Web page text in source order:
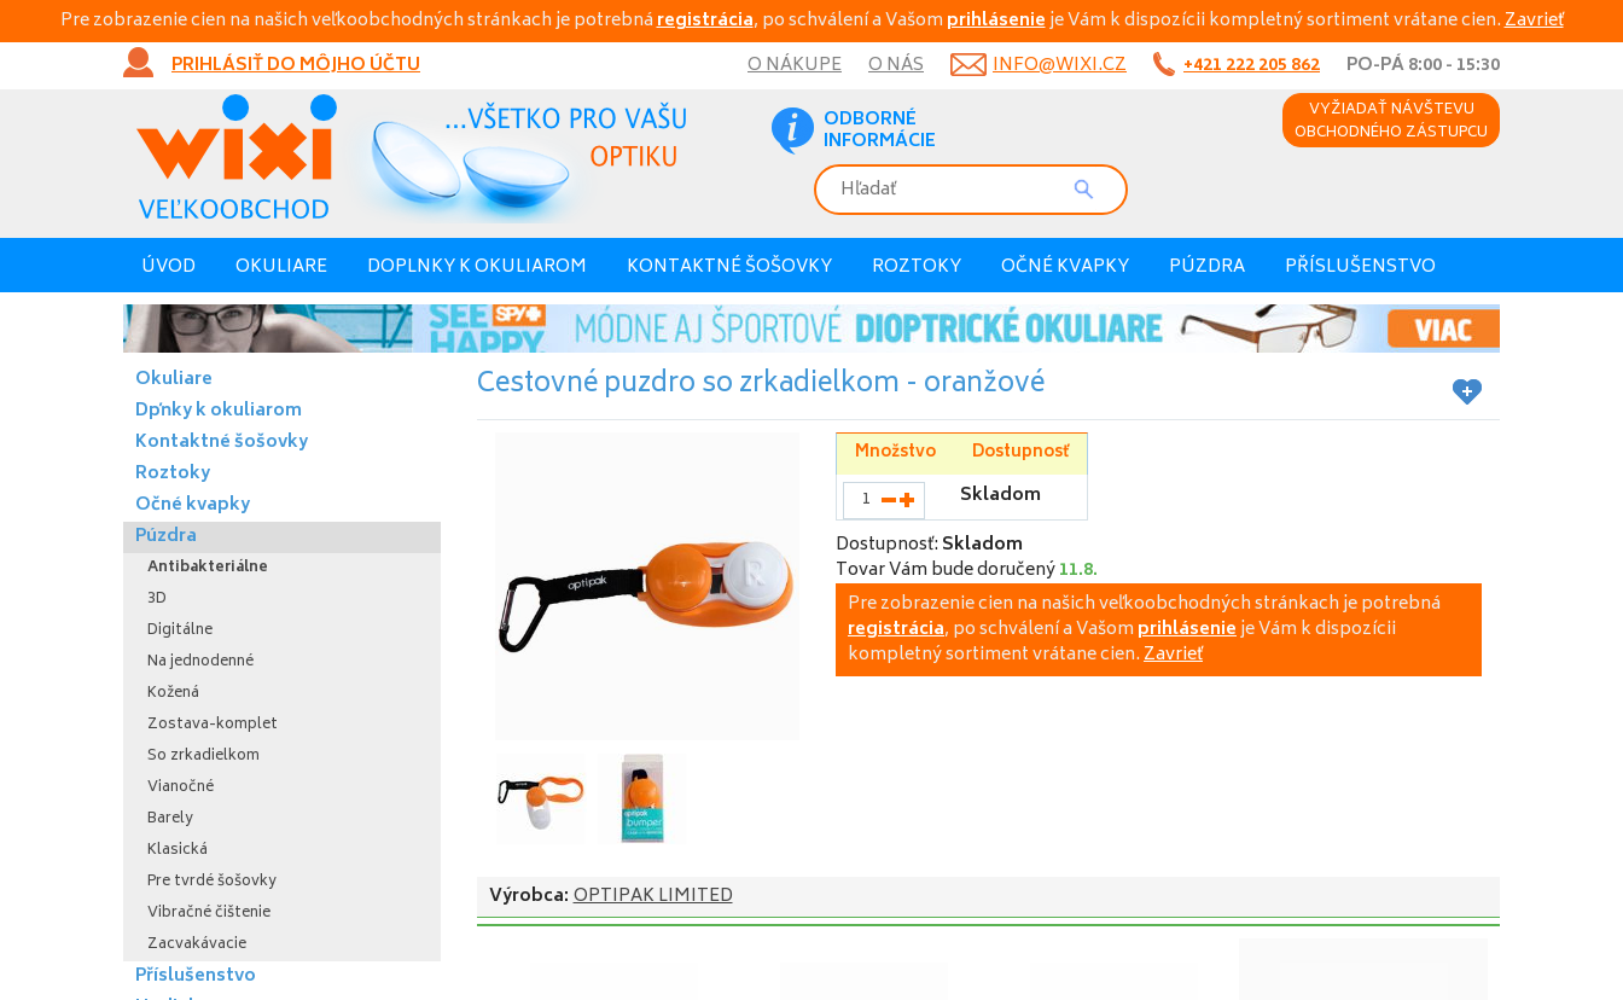
Pre zobrazenie cien na našich veľkoobchodných stránkach je potrebnáregistrácia, po schválení a Vašom prihlásenieje Vám k dispozícii kompletný sortiment vrátane cien.Zavrieť
PRIHLÁSIŤ DO MÔJHO ÚČTU
O NÁKUPE O NÁS INFO@WIXI.CZ +421 222 205 862
PO-PÁ 8:00 - 15:30
ODBORNÉ
INFORMÁCIE
VYŽIADAŤ NÁVŠTEVU
OBCHODNÉHO ZÁSTUPCU
ÚVOD OKULIARE DOPLNKY K OKULIAROM KONTAKTNÉ ŠOŠOVKY ROZTOKY OČNÉ KVAPKY PÚZDRA PŘÍSLUŠENSTVO
Cestovné puzdro so zrkadielkom - oranžové
Množstvo Dostupnosť
Skladom
Dostupnosť: Skladom
Tovar Vám bude doručený11.8.
Pre zobrazenie cien na našich veľkoobchodných stránkach je potrebná
registrácia, po schválení a Vašom prihlásenieje Vám k dispozícii
kompletný sortiment vrátane cien.Zavrieť
Výrobca:OPTIPAK LIMITED
Okuliare
Dpňky k okuliarom
Kontaktné šošovky
Roztoky
Očné kvapky
Púzdra
Antibakteriálne
3D
Digitálne
Na jednodenné
Kožená
Zostava-komplet
So zrkadielkom
Vianočné
Barely
Klasická
Pre tvrdé šošovky
Vibračné čištenie
Zacvakávacie
Příslušenstvo